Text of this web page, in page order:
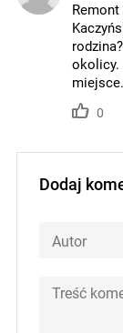
okolicy.
miejsce.
0
Dodaj